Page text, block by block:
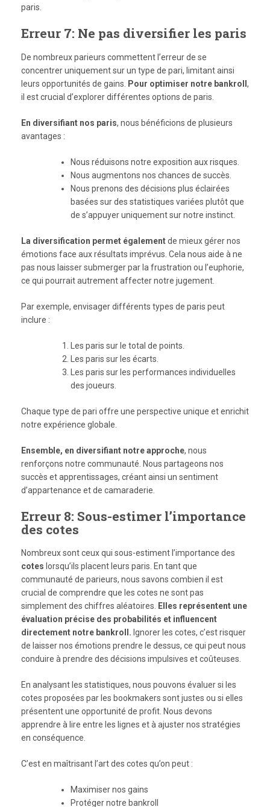
paris.
Erreur 7: Ne pas diversifier les paris
De nombreux parieurs commettent l’erreur de se
concentrer uniquement sur un type de pari, limitant ainsi
leurs opportunités de gains.
Pour optimiser notre bankroll ,
il est crucial d’explorer différentes options de paris.
En diversifiant nos paris, nous bénéficions de plusieurs
avantages :
Nous réduisons notre exposition aux risques.
Nous augmentons nos chances de succès.
Nous prenons des décisions plus éclairées
basées sur des statistiques variées plutôt que
de s’appuyer uniquement sur notre instinct.
La diversification permet égalementde mieux gérer nos
émotions face aux résultats imprévus. Cela nous aide à ne
pas nous laisser submerger par la frustration ou l’euphorie,
ce qui pourrait autrement affecter notre jugement.
Par exemple, envisager différents types de paris peut
inclure :
Les paris sur le total de points.
Les paris sur les écarts.
Les paris sur les performances individuelles
des joueurs.
Chaque type de pari offre une perspective unique et enrichit
notre expérience globale.
Ensemble, en diversifiant notre approche, nous
renforçons notre communauté. Nous partageons nos
succès et apprentissages, créant ainsi un sentiment
d’appartenance et de camaraderie.
Erreur 8: Sous-estimer l’importance
des cotes
Nombreux sont ceux qui sous-estiment l’importance des
cotes lorsqu’ils placent leurs paris. En tant que
communauté de parieurs, nous savons combien il est
crucial de comprendre que les cotes ne sont pas
simplement des chiffres aléatoires.
Elles représentent une
évaluation précise des probabilités et influencent
directement notre bankroll. Ignorer les cotes, c’est risquer
de laisser nos émotions prendre le dessus, ce qui peut nous
conduire à prendre des décisions impulsives et coûteuses.
En analysant les statistiques, nous pouvons évaluer si les
cotes proposées par les bookmakers sont justes ou si elles
présentent une opportunité de profit. Nous devons
apprendre à lire entre les lignes et à ajuster nos stratégies
en conséquence.
C’est en maîtrisant l’art des cotes qu’on peut :
Maximiser nos gains
Protéger notre bankroll